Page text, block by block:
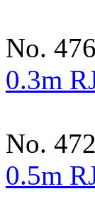
No.
0.3m
No.
0.5m